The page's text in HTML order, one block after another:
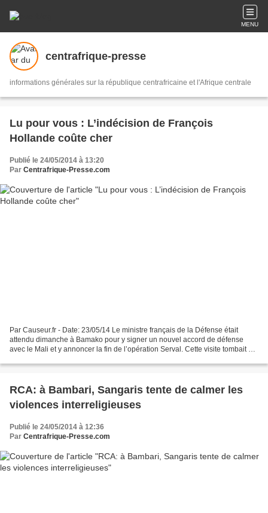
MENU
centrafrique-presse
informations générales sur la république centrafricaine et l'Afrique centrale
Lu pour vous : L’indécision de François
Hollande coûte cher
Publié le 24/05/2014 à 13:20
Par Centrafrique-Presse.com
Par Causeur.fr - Date: 23/05/14 Le ministre français de la Défense était
attendu dimanche à Bamako pour y signer un nouvel accord de défense
avec le Mali et y annoncer la fin de l’opération Serval. Cette visite tombait au
RCA: à Bambari, Sangaris tente de calmer les
violences interreligieuses
Publié le 24/05/2014 à 12:36
Par Centrafrique-Presse.com